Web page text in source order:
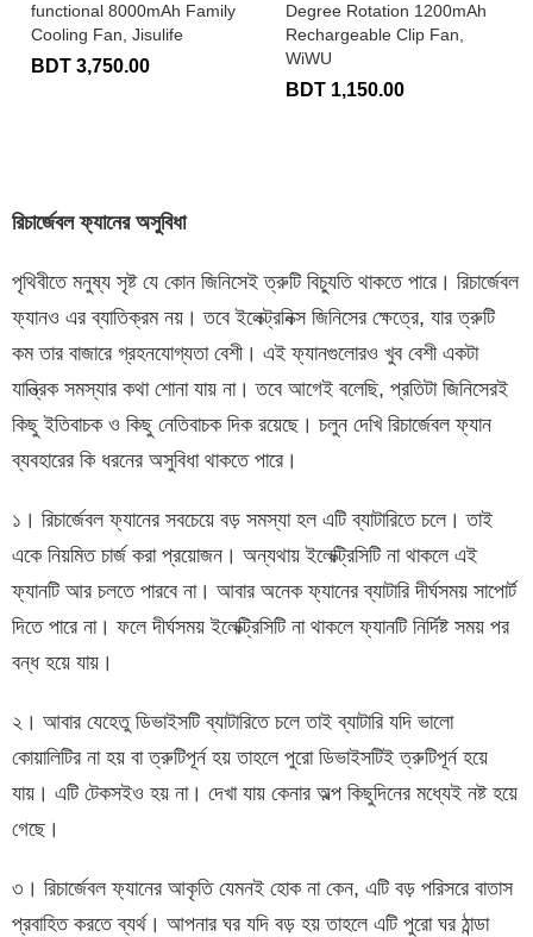
functional 8000mAh Family
Cooling Fan, Jisulife
BDT 3,750.00
Degree Rotation 1200mAh
Rechargeable Clip Fan,
WiWU
BDT 1,150.00
রিচার্জেবল ফ্যানের অসুবিধা
পৃথিবীতে মনুষ্য সৃষ্ট যে কোন জিনিসেই ত্রুটি বিচ্যুতি থাকতে পারে। রিচার্জেবল
ফ্যানও এর ব্যাতিক্রম নয়। তবে ইলেক্ট্রনিক্স জিনিসের ক্ষেত্রে, যার ত্রুটি
কম তার বাজারে গ্রহনযোগ্যতা বেশী। এই ফ্যানগুলোরও খুব বেশী একটা
যান্ত্রিক সমস্যার কথা শোনা যায় না। তবে আগেই বলেছি, প্রতিটা জিনিসেরই
কিছু ইতিবাচক ও কিছু নেতিবাচক দিক রয়েছে। চলুন দেখি রিচার্জেবল ফ্যান
ব্যবহারের কি ধরনের অসুবিধা থাকতে পারে।
১। রিচার্জেবল ফ্যানের সবচেয়ে বড় সমস্যা হল এটি ব্যাটারিতে চলে। তাই
একে নিয়মিত চার্জ করা প্রয়োজন। অন্যথায় ইলেক্ট্রিসিটি না থাকলে এই
ফ্যানটি আর চলতে পারবে না। আবার অনেক ফ্যানের ব্যাটারি দীর্ঘসময় সাপোর্ট
দিতে পারে না। ফলে দীর্ঘসময় ইলেক্ট্রিসিটি না থাকলে ফ্যানটি নির্দিষ্ট সময় পর
বন্ধ হয়ে যায়।
২। আবার যেহেতু ডিভাইসটি ব্যাটারিতে চলে তাই ব্যাটারি যদি ভালো
কোয়ালিটির না হয় বা ত্রুটিপূর্ন হয় তাহলে পুরো ডিভাইসটিই ত্রুটিপূর্ন হয়ে
যায়। এটি টেকসইও হয় না। দেখা যায় কেনার অল্প কিছুদিনের মধ্যেই নষ্ট হয়ে
গেছে।
৩। রিচার্জেবল ফ্যানের আকৃতি যেমনই হোক না কেন, এটি বড় পরিসরে বাতাস
প্রবাহিত করতে ব্যর্থ। আপনার ঘর যদি বড় হয় তাহলে এটি পুরো ঘর ঠান্ডা